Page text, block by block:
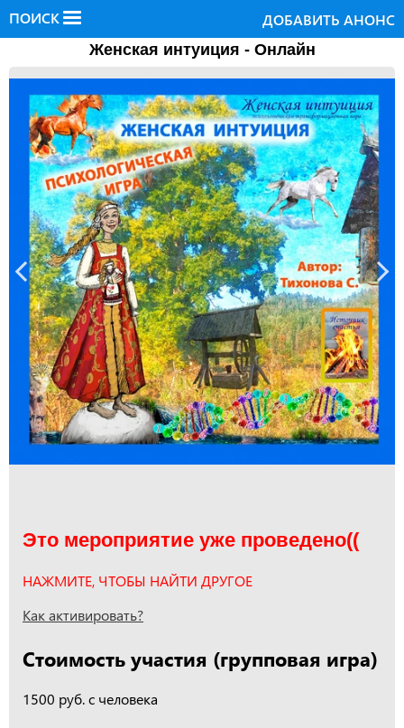
ПОИСК ДОБАВИТЬ АНОНС
Женская интуиция - Онлайн
Это мероприятие уже проведено((
НАЖМИТЕ, ЧТОБЫ НАЙТИ ДРУГОЕ
Как активировать?
Стоимость участия (групповая игра)
1500 руб. с человека